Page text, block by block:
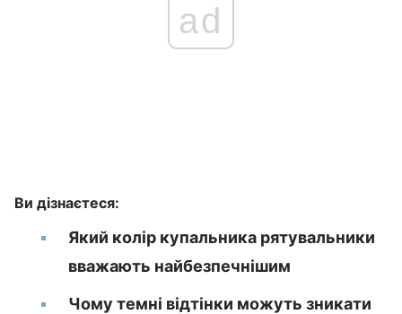
ad
Ви дізнаєтеся:
Який колір купальника рятувальники
вважають найбезпечнішим
Чому темні відтінки можуть зникати